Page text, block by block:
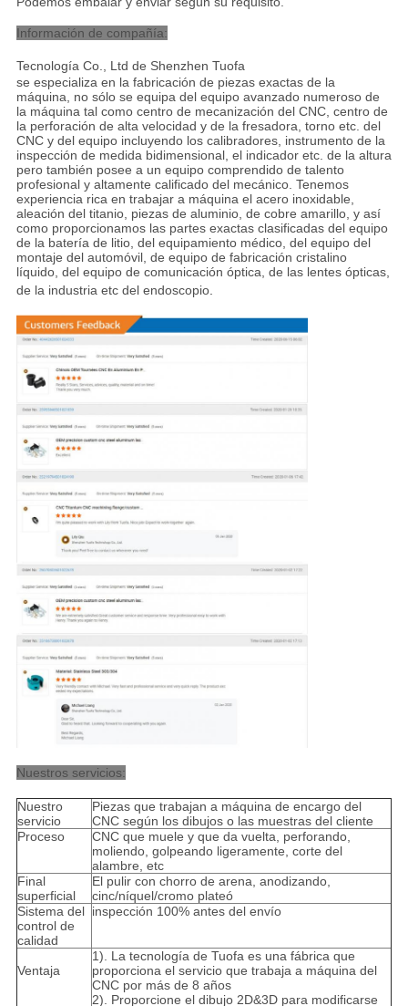
Información de compañía:
Tecnología Co., Ltd de Shenzhen Tuofa
se especializa en la fabricación de piezas exactas de la
máquina, no sólo se equipa del equipo avanzado numeroso de
la máquina tal como centro de mecanización del CNC, centro de
la perforación de alta velocidad y de la fresadora, torno etc. del
CNC y del equipo incluyendo los calibradores, instrumento de la
inspección de medida bidimensional, el indicador etc. de la altura
pero también posee a un equipo comprendido de talento
profesional y altamente calificado del mecánico. Tenemos
experiencia rica en trabajar a máquina el acero inoxidable,
aleación del titanio, piezas de aluminio, de cobre amarillo, y así
como proporcionamos las partes exactas clasificadas del equipo
de la batería de litio, del equipamiento médico, del equipo del
montaje del automóvil, de equipo de fabricación cristalino
líquido, del equipo de comunicación óptica, de las lentes ópticas,
de la industria etc del endoscopio.
Nuestros servicios:
Nuestro
servicio
Piezas que trabajan a máquina de encargo del
CNC según los dibujos o las muestras del cliente
Proceso
CNC que muele y que da vuelta, perforando,
moliendo, golpeando ligeramente, corte del
alambre, etc
Final
superficial
El pulir con chorro de arena, anodizando,
cinc/níquel/cromo plateó
Sistema del
control de
calidad
inspección 100% antes del envío
Ventaja
1). La tecnología de Tuofa es una fábrica que
proporciona el servicio que trabaja a máquina del
CNC por más de 8 años
2). Proporcione el dibujo 2D&3D para modificarse